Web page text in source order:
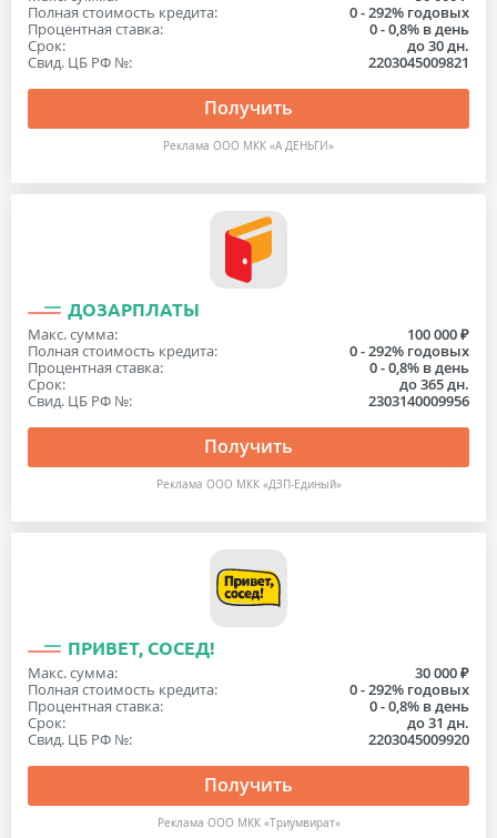
Полная стоимость кредита:
0 - 292% годовых
Процентная ставка:
0 - 0,8% в день
Срок:
до 30 дн.
Свид. ЦБ РФ №:
2203045009821
Получить
Реклама ООО МКК «А ДЕНЬГИ»
ДОЗАРПЛАТЫ
Макс. сумма:
100 000 ₽
Полная стоимость кредита:
0 - 292% годовых
Процентная ставка:
0 - 0,8% в день
Срок:
до 365 дн.
Свид. ЦБ РФ №:
2303140009956
Получить
Реклама ООО МКК «ДЗП-Единый»
ПРИВЕТ, СОСЕД!
Макс. сумма:
30 000 ₽
Полная стоимость кредита:
0 - 292% годовых
Процентная ставка:
0 - 0,8% в день
Срок:
до 31 дн.
Свид. ЦБ РФ №:
2203045009920
Получить
Реклама ООО МКК «Триумвират»